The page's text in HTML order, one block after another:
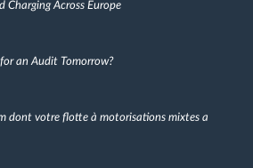
Charging Across Europe
an Audit Tomorrow?
dont votre flotte à motorisations mixtes a